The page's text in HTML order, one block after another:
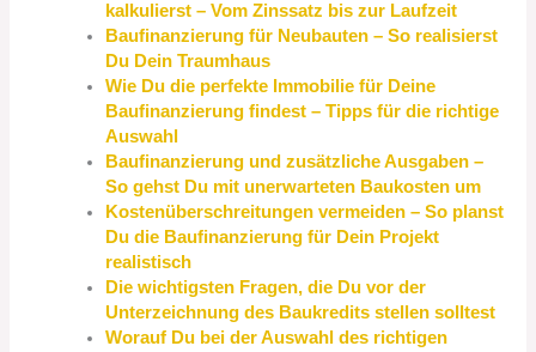
kalkulierst – Vom Zinssatz bis zur Laufzeit
Baufinanzierung für Neubauten – So realisierst
Du Dein Traumhaus
Wie Du die perfekte Immobilie für Deine
Baufinanzierung findest – Tipps für die richtige
Auswahl
Baufinanzierung und zusätzliche Ausgaben –
So gehst Du mit unerwarteten Baukosten um
Kostenüberschreitungen vermeiden – So planst
Du die Baufinanzierung für Dein Projekt
realistisch
Die wichtigsten Fragen, die Du vor der
Unterzeichnung des Baukredits stellen solltest
Worauf Du bei der Auswahl des richtigen